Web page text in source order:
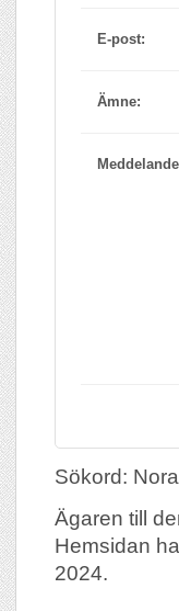
E-post:
Ämne:
Sökord:
Ägaren till
Hemsidan
2024.